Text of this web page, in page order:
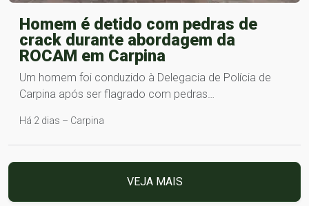
Homem é detido com pedras de
crack durante abordagem da
ROCAM em Carpina
Um homem foi conduzido à Delegacia de Polícia de
Carpina após ser flagrado com pedras…
Há 2 dias – Carpina
VEJA MAIS